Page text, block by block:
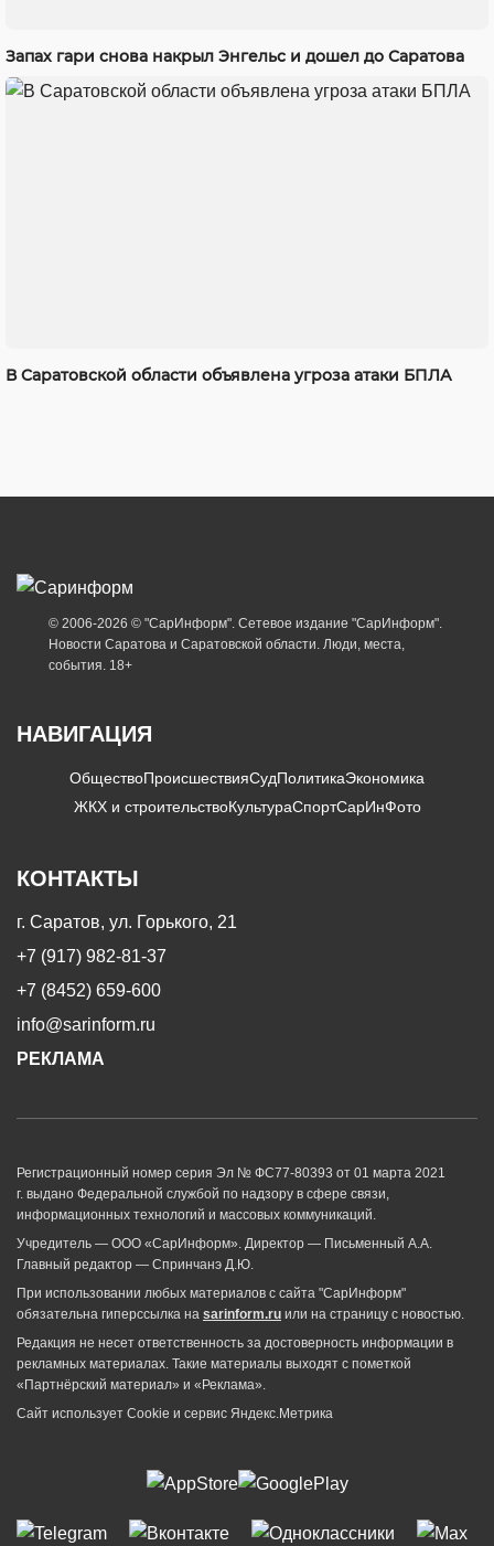
Запах гари снова накрыл Энгельс и дошел до Саратова
В Саратовской области объявлена угроза атаки БПЛА
© 2006-2026 © "СарИнформ". Сетевое издание "СарИнформ".
Новости Саратова и Саратовской области. Люди, места,
события. 18+
НАВИГАЦИЯ
ОбществоПроисшествияСудПолитикаЭкономика
ЖКХ и строительствоКультураСпортСарИнФото
КОНТАКТЫ
г. Саратов, ул. Горького, 21
+7 (917) 982-81-37
+7 (8452) 659-600
info@sarinform.ru
РЕКЛАМА
Регистрационный номер серия Эл № ФС77-80393 от 01 марта 2021
г. выдано Федеральной службой по надзору в сфере связи,
информационных технологий и массовых коммуникаций.
Учредитель — ООО «СарИнформ». Директор — Письменный А.А.
Главный редактор — Спринчанэ Д.Ю.
При использовании любых материалов с сайта "СарИнформ"
обязательна гиперссылка на sarinform.ru или на страницу с новостью.
Редакция не несет ответственность за достоверность информации в
рекламных материалах. Такие материалы выходят с пометкой
«Партнёрский материал» и «Реклама».
Сайт использует Cookie и сервиc Яндекс.Метрика